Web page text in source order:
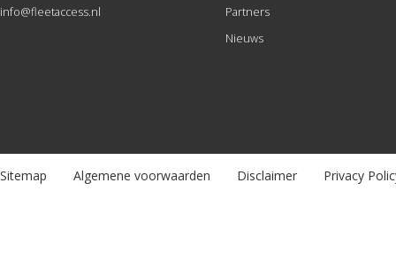
info@fleetaccess.nl
Partners
Nieuws
Sitemap Algemene voorwaarden Disclaimer Privacy